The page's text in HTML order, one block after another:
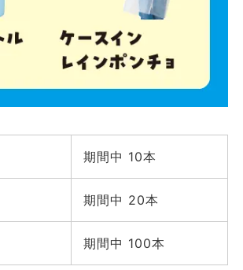
期間中 10本
期間中 20本
期間中 100本